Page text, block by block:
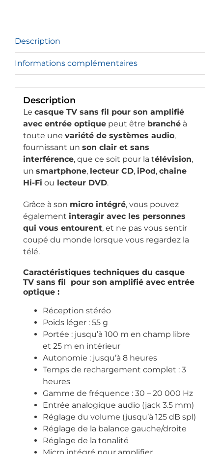
optique
Description
Informations complémentaires
Description
Le casque TV sans fil pour son amplifié
avec entrée optiquepeut être branchéà
toute une variété de systèmes audio,
fournissant un son clair et sans
interférence, que ce soit pour la télévision,
un smartphone, lecteur CD, iPod, chaine
Hi-Fi ou lecteur DVD.
Grâce à son micro intégré, vous pouvez
également interagir avec les personnes
qui vous entourent, et ne pas vous sentir
coupé du monde lorsque vous regardez la
télé.
Caractéristiques techniques du casque
TV sans fil pour son amplifié avec entrée
optique :
Réception stéréo
Poids léger : 55 g
Portée : jusqu’à 100 m en champ libre
et 25 m en intérieur
Autonomie : jusqu’à 8 heures
Temps de rechargement complet : 3
heures
Gamme de fréquence : 30 – 20 000 Hz
Entrée analogique audio (jack 3.5 mm)
Réglage du volume (jusqu’à 125 dB spl)
Réglage de la balance gauche/droite
Réglage de la tonalité